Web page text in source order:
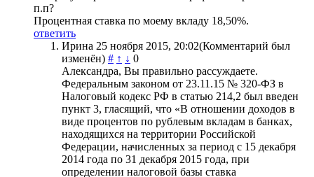
п.п?
Процентная ставка по моему вкладу 18,50%.
ответить
Ирина 25 ноября 2015, 20:02(Комментарий был
изменён) # ↑ ↓ 0
Александра, Вы правильно рассуждаете.
Федеральным законом от 23.11.15 № 320-ФЗ в
Налоговый кодекс РФ в статью 214,2 был введен
пункт 3, гласящий, что «В отношении доходов в
виде процентов по рублевым вкладам в банках,
находящихся на территории Российской
Федерации, начисленных за период с 15 декабря
2014 года по 31 декабря 2015 года, при
определении налоговой базы ставка